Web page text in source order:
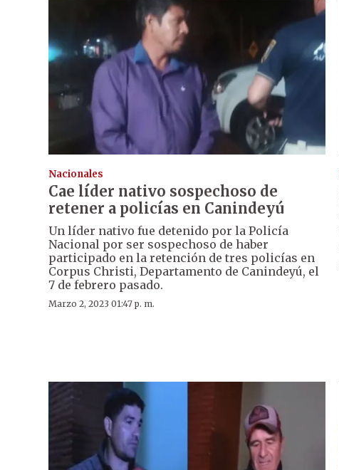
Nacionales
Cae líder nativo sospechoso de
retener a policías en Canindeyú
Un líder nativo fue detenido por la Policía
Nacional por ser sospechoso de haber
participado en la retención de tres policías en
Corpus Christi, Departamento de Canindeyú, el
7 de febrero pasado.
Marzo 2, 2023 01:47 p. m.